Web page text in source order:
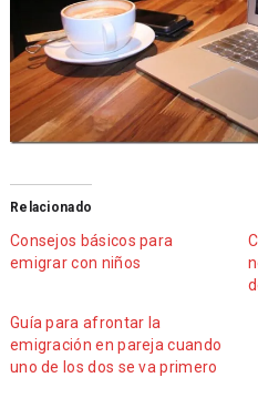
Relacionado
Consejos básicos para
emigrar con niños
Guía para afrontar la
emigración en pareja cuando
uno de los dos se va primero